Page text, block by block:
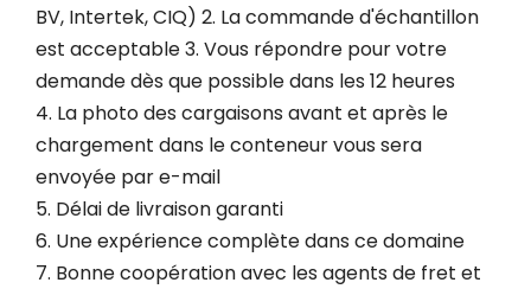
BV, Intertek, CIQ) 2. La commande d'échantillon
est acceptable 3. Vous répondre pour votre
demande dès que possible dans les 12 heures
4. La photo des cargaisons avant et après le
chargement dans le conteneur vous sera
envoyée par e-mail
5. Délai de livraison garanti
6. Une expérience complète dans ce domaine
7. Bonne coopération avec les agents de fret et